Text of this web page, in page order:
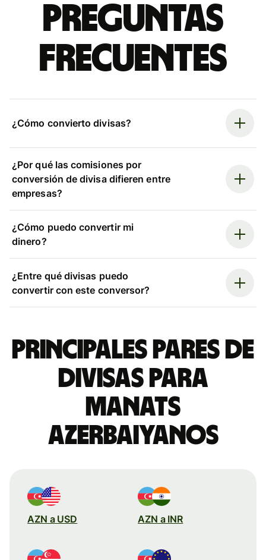
Preguntas
frecuentes
¿Cómo convierto divisas?
¿Por qué las comisiones por
conversión de divisa difieren entre
empresas?
¿Cómo puedo convertir mi
dinero?
¿Entre qué divisas puedo
convertir con este conversor?
Principales pares de
divisas para
manats
azerbaiyanos
AZN a USD AZN a INR